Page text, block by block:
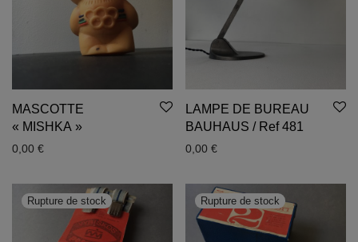
MASCOTTE
« MISHKA »
0,00 €
LAMPE DE BUREAU
BAUHAUS / Ref 481
0,00 €